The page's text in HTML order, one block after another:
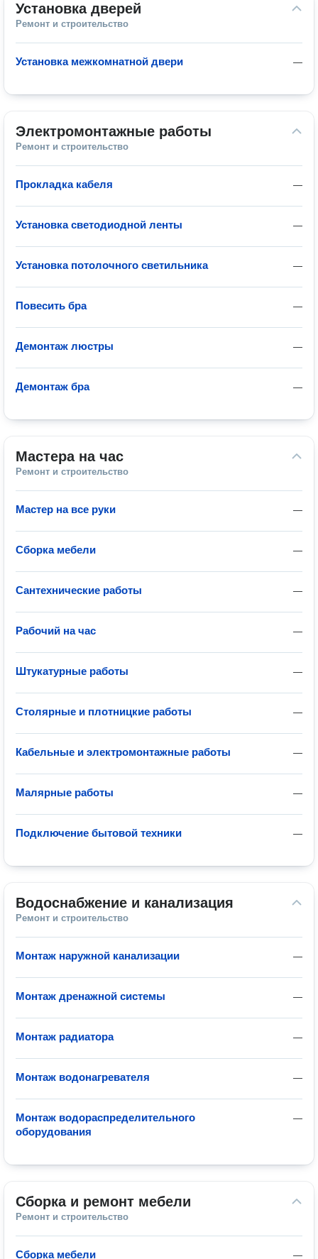
Установка дверей
Ремонт и строительство
—
Установка межкомнатной двери
Электромонтажные работы
Ремонт и строительство
—
Прокладка кабеля
—
Установка светодиодной ленты
—
Установка потолочного светильника
—
Повесить бра
—
Демонтаж люстры
—
Демонтаж бра
Мастера на час
Ремонт и строительство
—
Мастер на все руки
—
Сборка мебели
—
Сантехнические работы
—
Рабочий на час
—
Штукатурные работы
—
Столярные и плотницкие работы
—
Кабельные и электромонтажные работы
—
Малярные работы
—
Подключение бытовой техники
Водоснабжение и канализация
Ремонт и строительство
—
Монтаж наружной канализации
—
Монтаж дренажной системы
—
Монтаж радиатора
—
Монтаж водонагревателя
—
Монтаж водораспределительного
оборудования
Сборка и ремонт мебели
Ремонт и строительство
—
Сборка мебели